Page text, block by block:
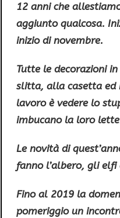
12 anni che
aggiunto qualcosa.
inizio di novembre.
Tutte le decorazioni
slitta, alla casetta ed
lavoro è vedere lo
imbucano la loro
Le novità di
fanno l’albero, glielfi
Fino al 2019 la
pomeriggio un